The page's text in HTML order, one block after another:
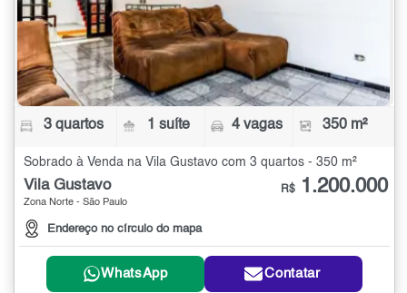
3 quartos 1 suíte 4 vagas 350 m²
Sobrado à Venda na Vila Gustavo com 3 quartos - 350 m²
Vila Gustavo
Zona Norte - São Paulo
Endereço no círculo do mapa
R$ 1.200.000
WhatsApp Contatar